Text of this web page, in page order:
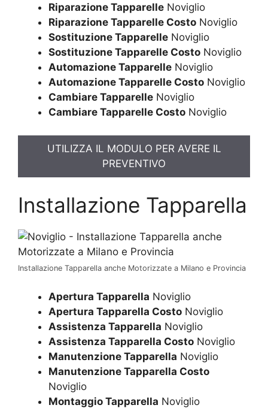
Riparazione Tapparelle Noviglio
Riparazione Tapparelle Costo Noviglio
Sostituzione Tapparelle Noviglio
Sostituzione Tapparelle Costo Noviglio
Automazione Tapparelle Noviglio
Automazione Tapparelle Costo Noviglio
Cambiare Tapparelle Noviglio
Cambiare Tapparelle Costo Noviglio
UTILIZZA IL MODULO PER AVERE IL
PREVENTIVO
Installazione Tapparella
Installazione Tapparella anche Motorizzate a Milano e Provincia
Apertura Tapparella Noviglio
Apertura Tapparella Costo Noviglio
Assistenza Tapparella Noviglio
Assistenza Tapparella Costo Noviglio
Manutenzione Tapparella Noviglio
Manutenzione Tapparella Costo
Noviglio
Montaggio Tapparella Noviglio